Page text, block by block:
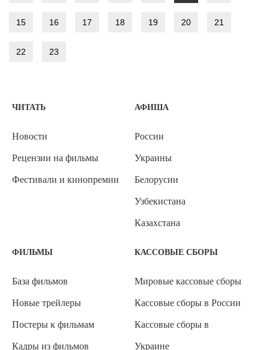
15 16 17 18 19 20 21
22 23
ЧИТАТЬ
Новости
Рецензии на фильмы
Фестивали и кинопремии
АФИША
России
Украины
Белорусии
Узбекистана
Казахстана
ФИЛЬМЫ
База фильмов
Новые трейлеры
Постеры к фильмам
Кадры из фильмов
КАССОВЫЕ СБОРЫ
Мировые кассовые сборы
Кассовые сборы в России
Кассовые сборы в
Украине